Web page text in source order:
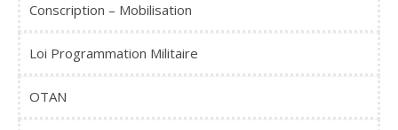
Conscription – Mobilisation
Loi Programmation Militaire
OTAN